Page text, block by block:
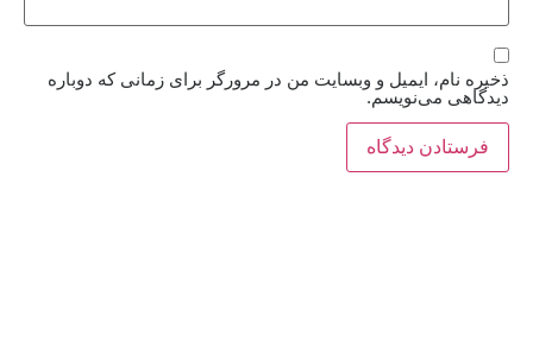
ذخیره نام، ایمیل و وبسایت من در مرورگر برای زمانی که دوباره
دیدگاهی می‌نویسم.